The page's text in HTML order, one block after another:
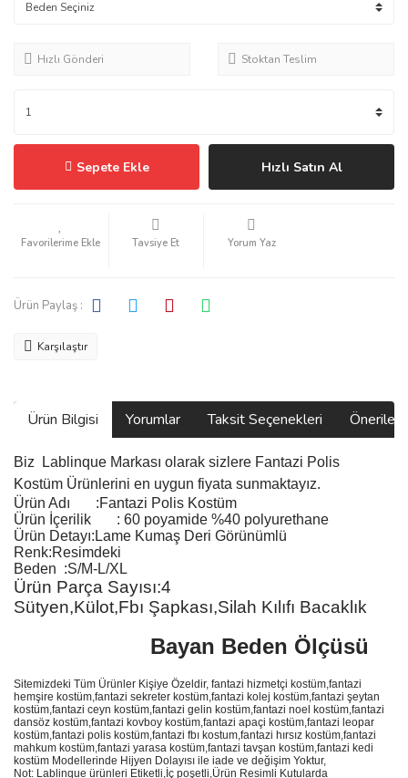
Hızlı Gönderi Stoktan Teslim
Sepete Ekle Hızlı Satın Al
Tavsiye Et Yorum Yaz
Ürün Paylaş :
Karşılaştır
Ürün Bilgisi Yorumlar Taksit Seçenekleri
Biz Lablinque Markası olarak sizlere Fantazi Polis
Kostüm Ürünlerini en uygun fiyata sunmaktayız.
Ürün Adı :Fantazi Polis Kostüm
Ürün İçerilik : 60 poyamide %40 polyurethane
Ürün Detayı:Lame Kumaş Deri Görünümlü
Renk:Resimdeki
Beden :S/M-L/XL
Ürün Parça Sayısı:4
Sütyen,Külot,Fbı Şapkası,Silah Kılıfı Bacaklık
Bayan Beden Ölçüsü
Sitemizdeki Tüm Ürünler Kişiye Özeldir, fantazi hizmetçi kostüm,fantazi
hemşire kostüm,fantazi sekreter kostüm,fantazi kolej kostüm,fantazi şeytan
kostüm,fantazi ceyn kostüm,fantazi gelin kostüm,fantazi noel kostüm,fantazi
dansöz kostüm,fantazi kovboy kostüm,fantazi apaçi kostüm,fantazi leopar
kostüm,fantazi polis kostüm,fantazi fbı kostum,fantazi hırsız kostüm,fantazi
mahkum kostüm,fantazi yarasa kostüm,fantazi tavşan kostüm,fantazi kedi
kostüm Modellerinde Hijyen Dolayısı ile iade ve değişim Yoktur,
Not: Lablinque ürünleri Etiketli,İç poşetli,Ürün Resimli Kutularda